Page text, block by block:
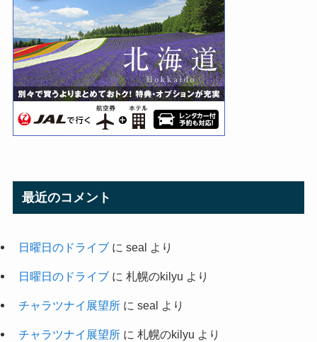
最近のコメント
日曜日のドライブに seal より
日曜日のドライブに 札幌のkilyu より
チャラツナイ展望所に seal より
チャラツナイ展望所に 札幌のkilyu より